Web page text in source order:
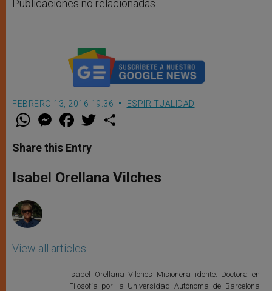
Publicaciones no relacionadas.
FEBRERO 13, 2016 19:36 ESPIRITUALIDAD
W
t
s
p
p
M
e
s
e
g
e
F
a
e
b
o
k
w
r
Share this Entry
Isabel Orellana Vilches
View all articles
Isabel Orellana Vilches Misionera idente. Doctora en
Filosofía por la Universidad Autónoma de Barcelona